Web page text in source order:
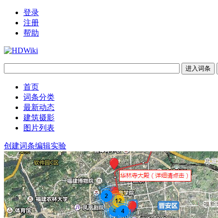
登录
注册
帮助
首页
词条分类
最新动态
建筑摄影
图片列表
创建词条编辑实验